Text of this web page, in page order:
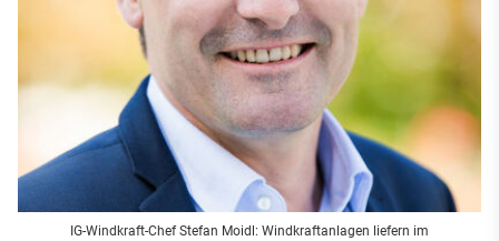
IG-Windkraft-Chef Stefan Moidl: Windkraftanlagen liefern im